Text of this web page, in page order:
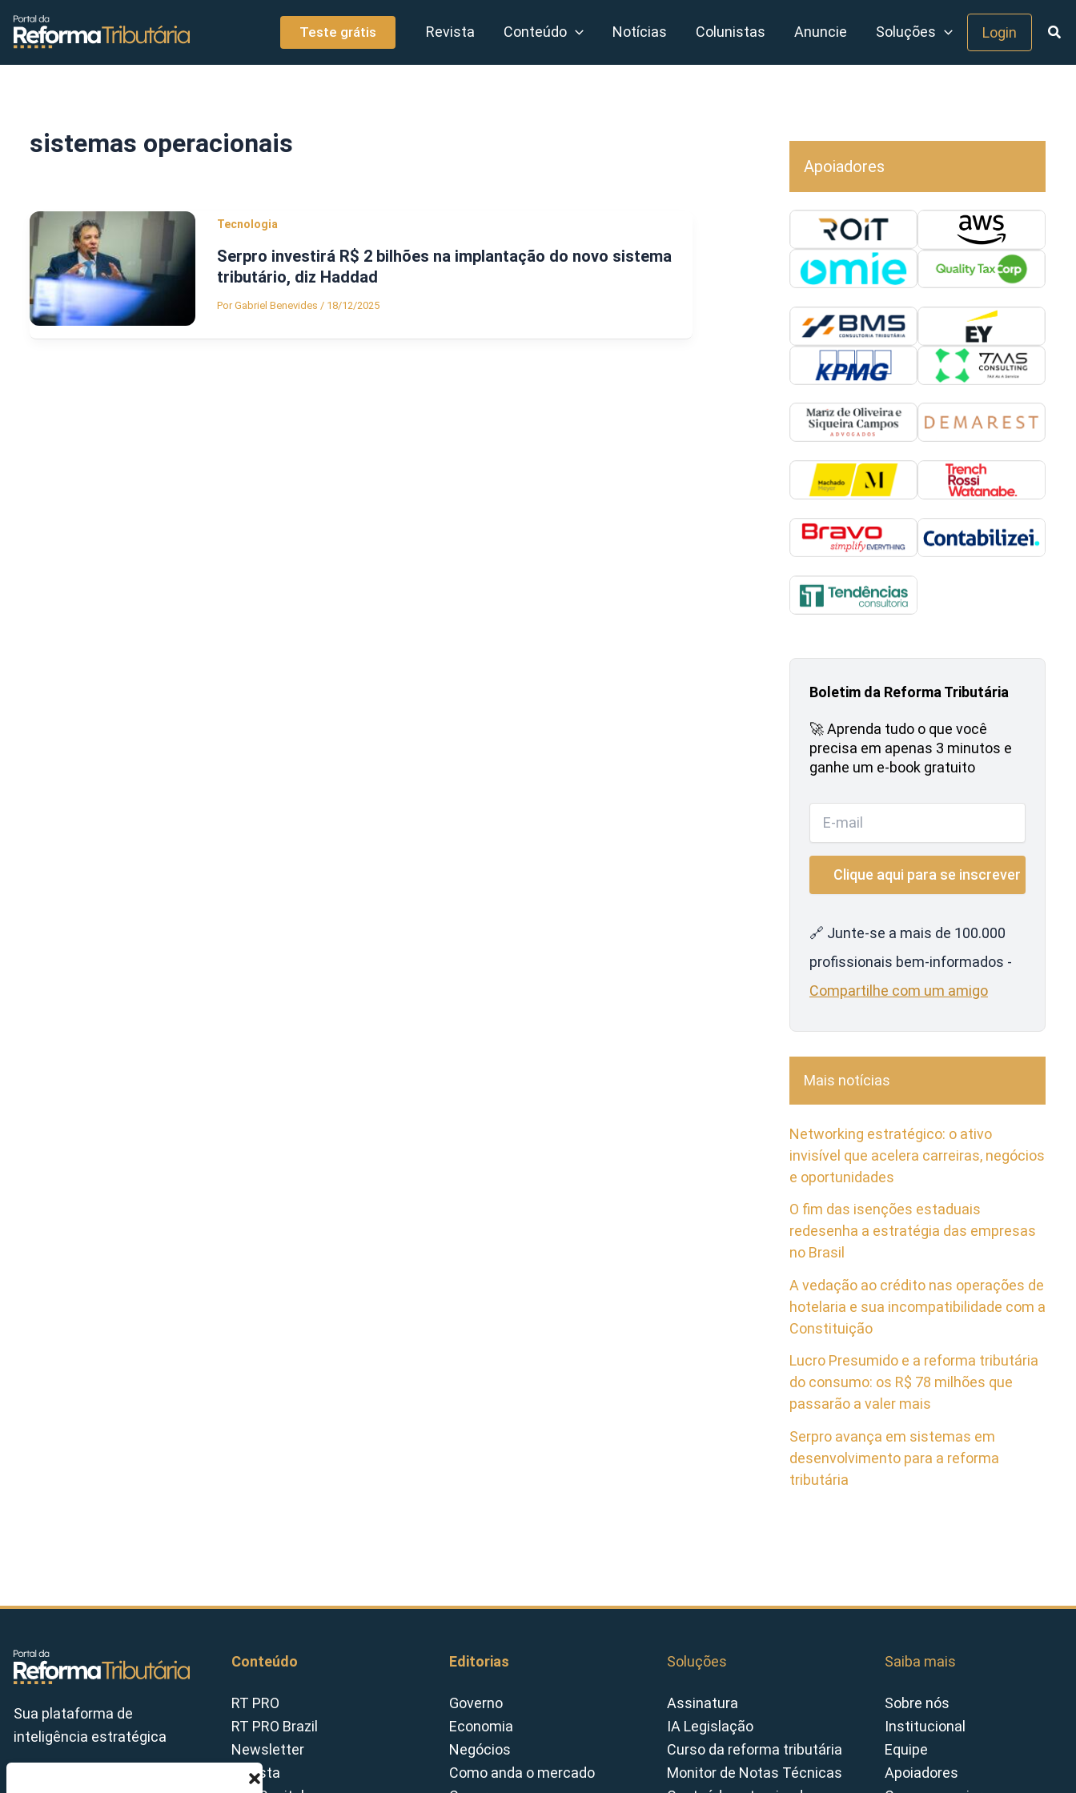
conteúdo
Teste grátis Revista Conteúdo Notícias Colunistas Anuncie Soluções Login
sistemas operacionais
Tecnologia
Serpro investirá R$ 2 bilhões na implantação do novo sistema
tributário, diz Haddad
PorGabriel Benevides / 18/12/2025
Apoiadores
Boletim da Reforma Tributária
🚀 Aprenda tudo o que você
precisa em apenas 3 minutos e
ganhe um e-book gratuito
🔗 Junte-se a mais de 100.000
profissionais bem-informados -
Compartilhe com um amigo
Mais notícias
Networking estratégico: o ativo
invisível que acelera carreiras, negócios
e oportunidades
O fim das isenções estaduais
redesenha a estratégia das empresas
no Brasil
A vedação ao crédito nas operações de
hotelaria e sua incompatibilidade com a
Constituição
Lucro Presumido e a reforma tributária
do consumo: os R$ 78 milhões que
passarão a valer mais
Serpro avança em sistemas em
desenvolvimento para a reforma
tributária
Sua plataforma de
inteligência estratégica
Conteúdo
RT PRO
RT PRO Brazil
Newsletter
Revista
Editorias
Governo
Economia
Negócios
Como anda o mercado
Soluções
Assinatura
IA Legislação
Curso da reforma tributária
Monitor de Notas Técnicas
Saiba mais
Sobre nós
Institucional
Equipe
Apoiadores